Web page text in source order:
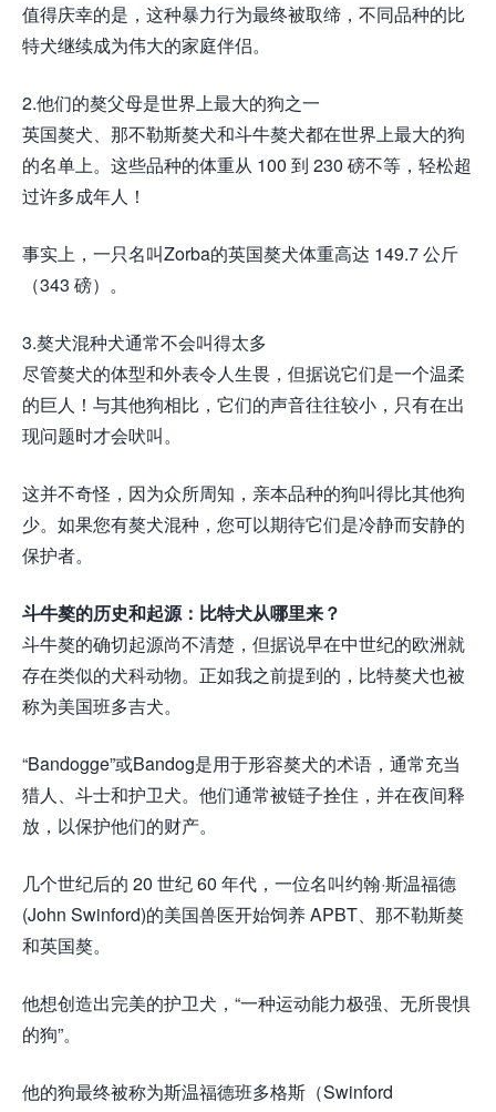
值得庆幸的是，这种暴力行为最终被取缔，不同品种的比
特犬继续成为伟大的家庭伴侣。
2.他们的獒父母是世界上最大的狗之一
英国獒犬、那不勒斯獒犬和斗牛獒犬都在世界上最大的狗
的名单上。这些品种的体重从 100 到 230 磅不等，轻松超
过许多成年人！
事实上，一只名叫Zorba的英国獒犬体重高达 149.7 公斤
（343 磅）。
3.獒犬混种犬通常不会叫得太多
尽管獒犬的体型和外表令人生畏，但据说它们是一个温柔
的巨人！与其他狗相比，它们的声音往往较小，只有在出
现问题时才会吠叫。
这并不奇怪，因为众所周知，亲本品种的狗叫得比其他狗
少。如果您有獒犬混种，您可以期待它们是冷静而安静的
保护者。
斗牛獒的历史和起源：比特犬从哪里来？
斗牛獒的确切起源尚不清楚，但据说早在中世纪的欧洲就
存在类似的犬科动物。正如我之前提到的，比特獒犬也被
称为美国班多吉犬。
“Bandogge”或Bandog是用于形容獒犬的术语，通常充当
猎人、斗士和护卫犬。他们通常被链子拴住，并在夜间释
放，以保护他们的财产。
几个世纪后的 20 世纪 60 年代，一位名叫约翰·斯温福德
(John Swinford)的美国兽医开始饲养 APBT、那不勒斯獒
和英国獒。
他想创造出完美的护卫犬，“一种运动能力极强、无所畏惧
的狗”。
他的狗最终被称为斯温福德班多格斯（Swinford